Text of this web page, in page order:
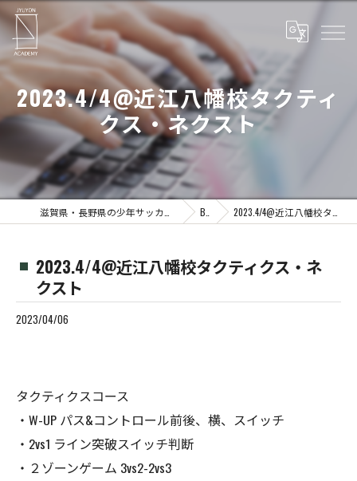
2023.4/4@近江八幡校タクティ
クス・ネクスト
Blog 2023.4/4@近江八幡校タクティクス・ネクスト
2023.4/4@近江八幡校タクティクス・ネ
クスト
2023/04/06
タクティクスコース
・W-UP パス&コントロール前後、横、スイッチ
・2vs1 ライン突破スイッチ判断
・２ゾーンゲーム 3vs2-2vs3